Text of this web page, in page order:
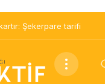
Şekerpare tarifi